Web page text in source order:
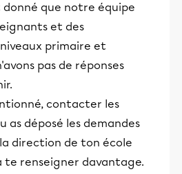
que notre équipe
et des
primaire et
pas de réponses
contacter les
as déposé les demandes
direction de ton école
te renseigner davantage.